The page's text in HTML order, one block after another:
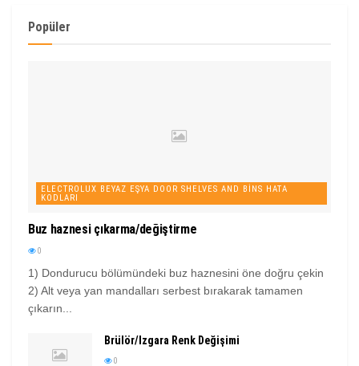
Popüler
ELECTROLUX BEYAZ EŞYA DOOR SHELVES AND BINS HATA
KODLARI
Buz haznesi çıkarma/değiştirme
0
1) Dondurucu bölümündeki buz haznesini öne doğru çekin
2) Alt veya yan mandalları serbest bırakarak tamamen
çıkarın...
Brülör/Izgara Renk Değişimi
0